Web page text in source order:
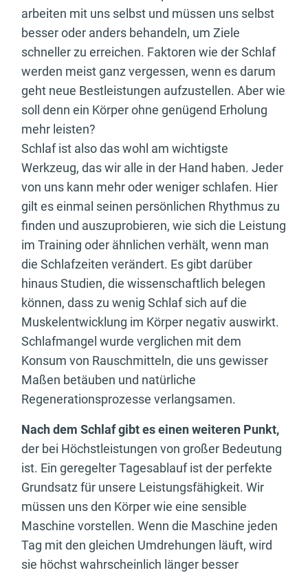
arbeiten mit uns selbst und müssen uns selbst
besser oder anders behandeln, um Ziele
schneller zu erreichen. Faktoren wie der Schlaf
werden meist ganz vergessen, wenn es darum
geht neue Bestleistungen aufzustellen. Aber wie
soll denn ein Körper ohne genügend Erholung
mehr leisten?
Schlaf ist also das wohl am wichtigste
Werkzeug, das wir alle in der Hand haben. Jeder
von uns kann mehr oder weniger schlafen. Hier
gilt es einmal seinen persönlichen Rhythmus zu
finden und auszuprobieren, wie sich die Leistung
im Training oder ähnlichen verhält, wenn man
die Schlafzeiten verändert. Es gibt darüber
hinaus Studien, die wissenschaftlich belegen
können, dass zu wenig Schlaf sich auf die
Muskelentwicklung im Körper negativ auswirkt.
Schlafmangel wurde verglichen mit dem
Konsum von Rauschmitteln, die uns gewisser
Maßen betäuben und natürliche
Regenerationsprozesse verlangsamen.
Nach dem Schlaf gibt es einen weiteren Punkt,
der bei Höchstleistungen von großer Bedeutung
ist. Ein geregelter Tagesablauf ist der perfekte
Grundsatz für unsere Leistungsfähigkeit. Wir
müssen uns den Körper wie eine sensible
Maschine vorstellen. Wenn die Maschine jeden
Tag mit den gleichen Umdrehungen läuft, wird
sie höchst wahrscheinlich länger besser